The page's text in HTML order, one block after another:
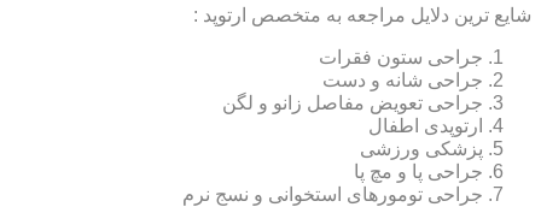
شایع ترین دلایل مراجعه به متخصص ارتوپد :
جراحی ستون فقرات
جراحی شانه و دست
جراحی تعویض مفاصل زانو و لگن
ارتوپدی اطفال
پزشکی ورزشی
جراحی پا و مچ پا
جراحی تومورهای استخوانی و نسج نرم